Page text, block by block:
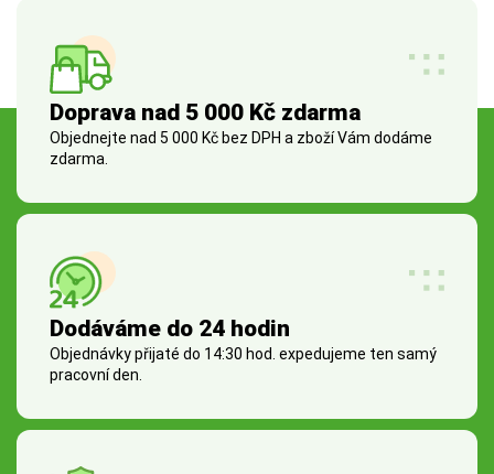
Doprava nad 5 000 Kč zdarma
Objednejte nad 5 000 Kč bez DPH a zboží Vám dodáme
zdarma.
Dodáváme do 24 hodin
Objednávky přijaté do 14:30 hod. expedujeme ten samý
pracovní den.